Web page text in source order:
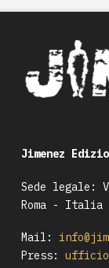
Jimenez
Sede legale:
Roma - Italia
Mail:
Press: